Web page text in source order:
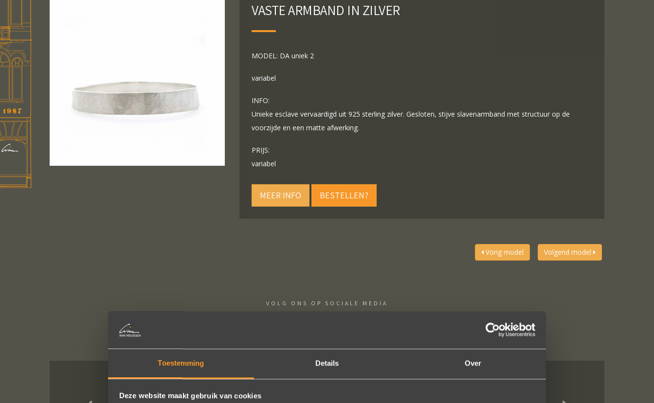
Toestemming Details Over
Deze website maakt gebruik van cookies
VASTE ARMBAND IN ZILVER
MODEL: DA uniek 2
variabel
INFO:
Unieke esclave vervaardigd uit 925 sterling zilver. Gesloten, stijve slavenarmband met structuur op de
voorzijde en een matte afwerking.
PRIJS:
variabel
MEER INFO BESTELLEN?
Vorig model Volgend model
VOLG ONS OP SOCIALE MEDIA
Een droom die uitkomt, de ringen zijn prachtig afgewerkt, perfecte kwaliteit. We zijn liefdevol